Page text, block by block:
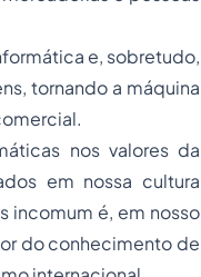
e, sobretudo,
tornando a máquina
nos valores da
em nossa cultura
incomum é, em nosso
do conhecimento de